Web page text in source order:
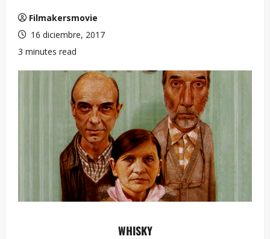
Filmakersmovie
16 diciembre, 2017
3 minutes read
WHISKY